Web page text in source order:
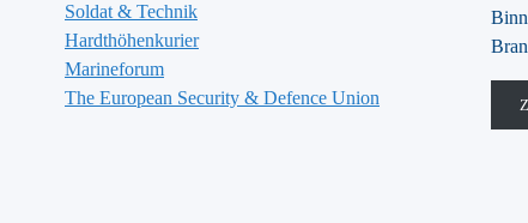
Soldat & Technik
Hardthöhenkurier
Marineforum
The European Security & Defence Union